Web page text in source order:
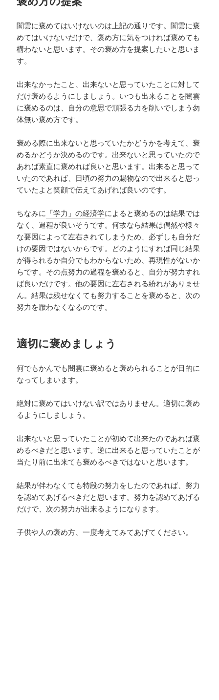
闇雲に褒めてはいけないのは上記の通りです。闇雲に褒
めてはいけないだけで、褒め方に気をつければ褒めても
構わないと思います。その褒め方を提案したいと思いま
す。
出来なかったこと、出来ないと思っていたことに対して
だけ褒めるようにしましょう。いつも出来ることを闇雲
に褒めるのは、自分の意思で頑張る力を削いでしまう勿
体無い褒め方です。
褒める際に出来ないと思っていたかどうかを考えて、褒
めるかどうか決めるのです。出来ないと思っていたので
あれば素直に褒めれば良いと思います。出来ると思って
いたのであれば、日頃の努力の賜物なので出来ると思っ
ていたよと笑顔で伝えてあげれば良いのです。
ちなみに 「学力」の経済学によると褒めるのは結果では
なく、過程が良いそうです。何故なら結果は偶然や様々
な要因によって左右されてしまうため、必ずしも自分だ
けの要因ではないからです。どのようにすれば同じ結果
が得られるか自分でもわからないため、再現性がないか
らです。その点努力の過程を褒めると、自分が努力すれ
ば良いだけです。他の要因に左右される紛れがありませ
ん。結果は残せなくても努力することを褒めると、次の
努力を厭わなくなるのです。
適切に褒めましょう
何でもかんでも闇雲に褒めると褒められることが目的に
なってしまいます。
絶対に褒めてはいけない訳ではありません。適切に褒め
るようにしましょう。
出来ないと思っていたことが初めて出来たのであれば褒
めるべきだと思います。逆に出来ると思っていたことが
当たり前に出来ても褒めるべきではないと思います。
結果が伴わなくても特段の努力をしたのであれば、努力
を認めてあげるべきだと思います。努力を認めてあげる
だけで、次の努力が出来るようになります。
子供や人の褒め方、一度考えてみてあげてください。